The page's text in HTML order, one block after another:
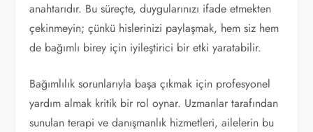
anahtarıdır. Bu süreçte, duygularınızı ifade etmekten
çekinmeyin; çünkü hislerinizi paylaşmak, hem siz hem
de bağımlı birey için iyileştirici bir etki yaratabilir.
Bağımlılık sorunlarıyla başa çıkmak için profesyonel
yardım almak kritik bir rol oynar. Uzmanlar tarafından
sunulan terapi ve danışmanlık hizmetleri, ailelerin bu